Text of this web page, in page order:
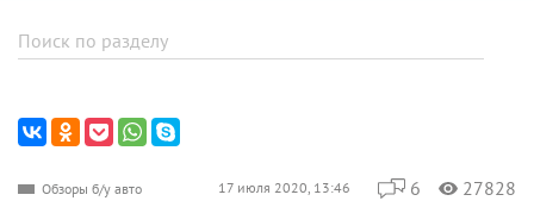
Обзоры б/у авто 17 июля 2020, 13:46 6 27828